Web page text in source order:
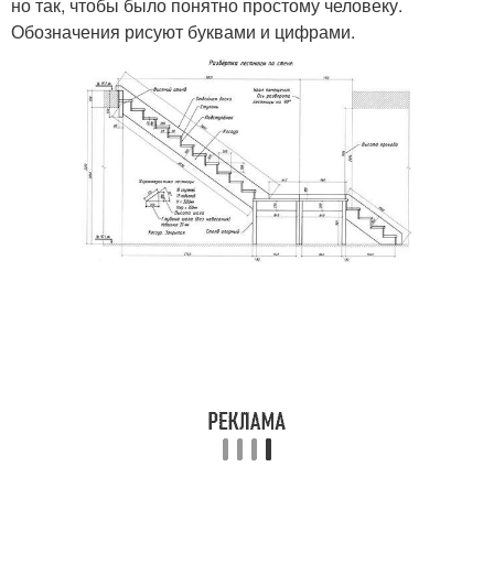
Обозначения рисуют буквами и цифрами.